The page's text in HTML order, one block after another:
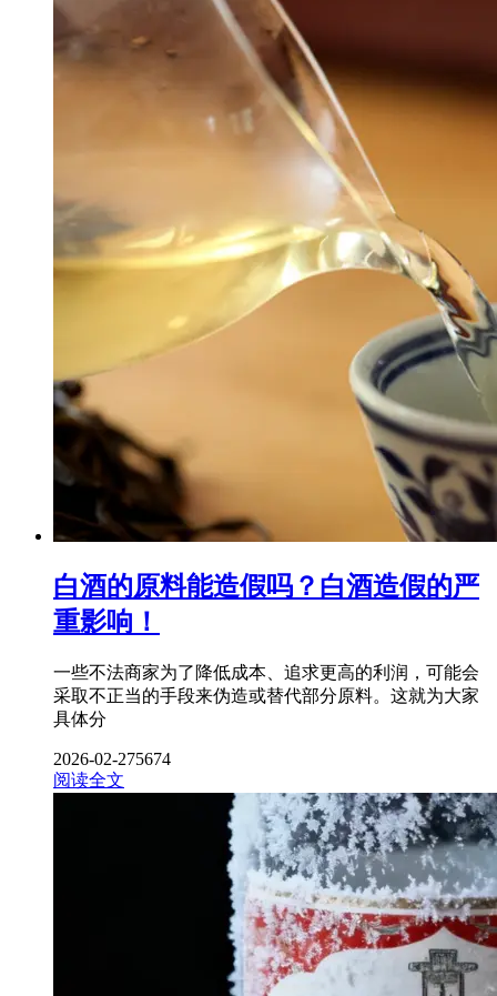
白酒的原料能造假吗？白酒造假的严
重影响！
一些不法商家为了降低成本、追求更高的利润，可能会
采取不正当的手段来伪造或替代部分原料。这就为大家
具体分
2026-02-275674
阅读全文